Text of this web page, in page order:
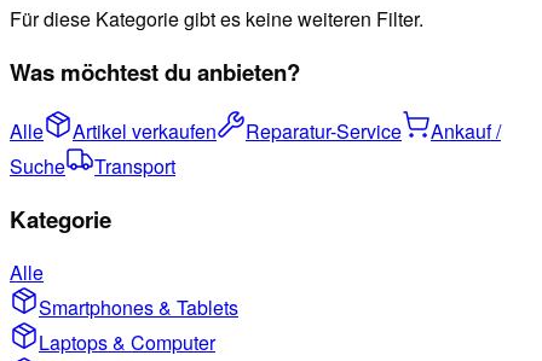
Für diese Kategorie gibt es keine weiteren Filter.
Was möchtest du anbieten?
Alle Artikel verkaufen Reparatur-Service
Ankauf /
Suche
Transport
Kategorie
Alle
Smartphones & Tablets
Laptops & Computer